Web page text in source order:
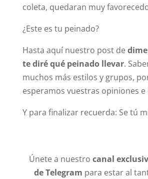
coleta, quedaran muy
¿Este es tu peinado?
Hasta aquí nuestro post de
te diré qué peinado llevar.
muchos más estilos y grupos,
esperamos vuestras opiniones e
Y para finalizar recuerda: Se tú
Únete a nuestro canal
de Telegram para estar al